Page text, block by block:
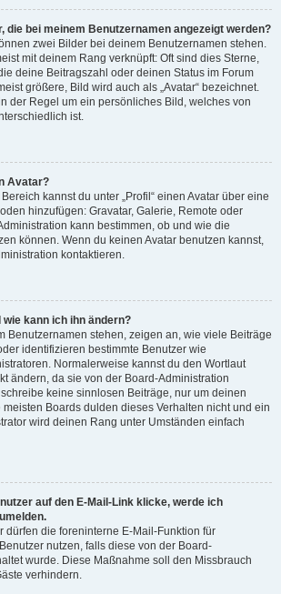
die bei meinem Benutzernamen angezeigt werden?
zwei Bilder bei deinem Benutzernamen stehen.
mit deinem Rang verknüpft: Oft sind dies Sterne,
deine Beitragszahl oder deinen Status im Forum
größere, Bild wird auch als „Avatar“ bezeichnet.
der Regel um ein persönliches Bild, welches von
ist.
Avatar?
kannst du unter „Profil“ einen Avatar über eine
hinzufügen: Gravatar, Galerie, Remote oder
kann bestimmen, ob und wie die
können. Wenn du keinen Avatar benutzen kannst,
kontaktieren.
kann ich ihn ändern?
Benutzernamen stehen, zeigen an, wie viele Beiträge
identifizieren bestimmte Benutzer wie
Normalerweise kannst du den Wortlaut
ändern, da sie von der Board-Administration
keine sinnlosen Beiträge, nur um deinen
Boards dulden dieses Verhalten nicht und ein
wird deinen Rang unter Umständen einfach
auf den E-Mail-Link klicke, werde ich
dürfen die foreninterne E-Mail-Funktion für
nutzen, falls diese von der Board-
wurde. Diese Maßnahme soll den Missbrauch
verhindern.